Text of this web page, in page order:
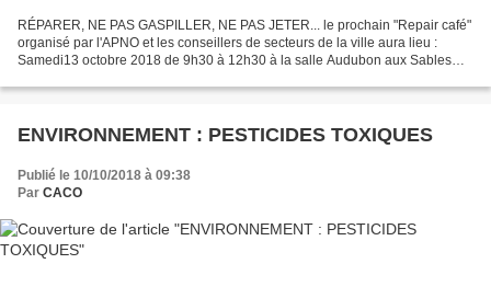
RÉPARER, NE PAS GASPILLER, NE PAS JETER... le prochain "Repair café"
organisé par l'APNO et les conseillers de secteurs de la ville aura lieu :
Samedi13 octobre 2018 de 9h30 à 12h30 à la salle Audubon aux Sables
ENVIRONNEMENT : PESTICIDES TOXIQUES
Publié le 10/10/2018 à 09:38
Par CACO